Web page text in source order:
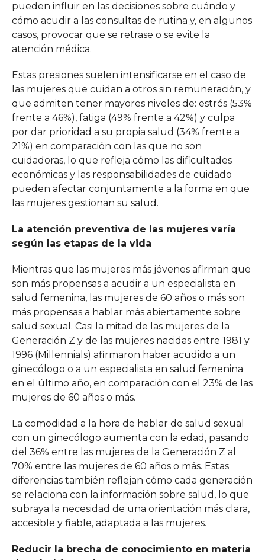
pueden influir en las decisiones sobre cuándo y
cómo acudir a las consultas de rutina y, en algunos
casos, provocar que se retrase o se evite la
atención médica.
Estas presiones suelen intensificarse en el caso de
las mujeres que cuidan a otros sin remuneración, y
que admiten tener mayores niveles de: estrés (53%
frente a 46%), fatiga (49% frente a 42%) y culpa
por dar prioridad a su propia salud (34% frente a
21%) en comparación con las que no son
cuidadoras, lo que refleja cómo las dificultades
económicas y las responsabilidades de cuidado
pueden afectar conjuntamente a la forma en que
las mujeres gestionan su salud.
La atención preventiva de las mujeres varía
según las etapas de la vida
Mientras que las mujeres más jóvenes afirman que
son más propensas a acudir a un especialista en
salud femenina, las mujeres de 60 años o más son
más propensas a hablar más abiertamente sobre
salud sexual. Casi la mitad de las mujeres de la
Generación Z y de las mujeres nacidas entre 1981 y
1996 (Millennials) afirmaron haber acudido a un
ginecólogo o a un especialista en salud femenina
en el último año, en comparación con el 23% de las
mujeres de 60 años o más.
La comodidad a la hora de hablar de salud sexual
con un ginecólogo aumenta con la edad, pasando
del 36% entre las mujeres de la Generación Z al
70% entre las mujeres de 60 años o más. Estas
diferencias también reflejan cómo cada generación
se relaciona con la información sobre salud, lo que
subraya la necesidad de una orientación más clara,
accesible y fiable, adaptada a las mujeres.
Reducir la brecha de conocimiento en materia